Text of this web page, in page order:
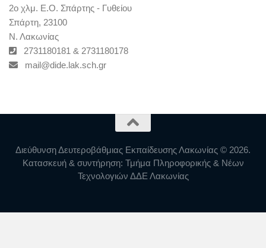
2ο χλμ. Ε.Ο. Σπάρτης - Γυθείου
Σπάρτη, 23100
Ν. Λακωνίας
2731180181 & 2731180178
mail@dide.lak.sch.gr
Διεύθυνση Δευτεροβάθμιας Εκπαίδευσης Λακωνίας © 2026.
Κατασκευή & συντήρηση: Τμήμα Πληροφορικής & Νέων
Τεχνολογιών ΔΔΕ Λακωνίας